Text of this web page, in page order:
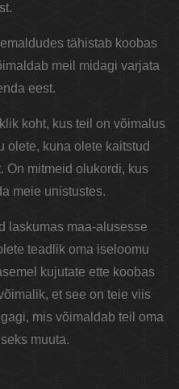
tähistab koobas
meil midagi varjata
eest.
koht, kus teil on võimalus
olete, kuna olete kaitstud
On mitmeid olukordi, kus
meie unistustes.
laskumas maa-alusesse
teadlik oma iseloomu
kujutate ette koobas
et see on teie viis
mis võimaldab teil oma
muuta.